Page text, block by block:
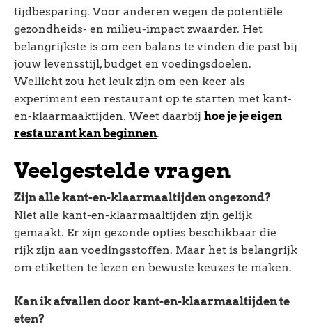
tijdbesparing. Voor anderen wegen de potentiële
gezondheids- en milieu-impact zwaarder. Het
belangrijkste is om een balans te vinden die past bij
jouw levensstijl, budget en voedingsdoelen.
Wellicht zou het leuk zijn om een keer als
experiment een restaurant op te starten met kant-
en-klaarmaaktijden. Weet daarbij hoe je je eigen
restaurant kan beginnen.
Veelgestelde vragen
Zijn alle kant-en-klaarmaaltijden ongezond?
Niet alle kant-en-klaarmaaltijden zijn gelijk
gemaakt. Er zijn gezonde opties beschikbaar die
rijk zijn aan voedingsstoffen. Maar het is belangrijk
om etiketten te lezen en bewuste keuzes te maken.
Kan ik afvallen door kant-en-klaarmaaltijden te
eten?